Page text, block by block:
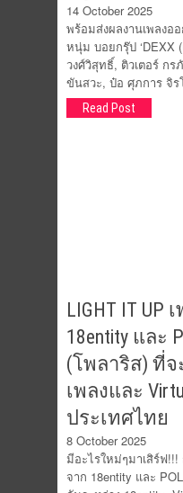
14 October 2025
พร้อมส่งผลงานเพลงอ
หนุ่ม บอยกรุ๊ป ‘DEXX
วงศ์วิสุทธิ์, ติวเตอร์
ขันสวะ, ป๋อ ศุภการ จิ
Read Post
LIGHT IT UP
18entity และ
(โพลาริส) ที่จ
เพลงและ
ประเทศไทย
8 October 2025
มีอะไรใหม่ๆมาเสิร์ฟ!!!
จาก 18entity และ